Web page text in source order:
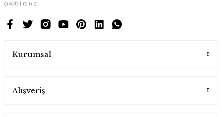
çıkabilirsiniz.
Kurumsal
Alışveriş